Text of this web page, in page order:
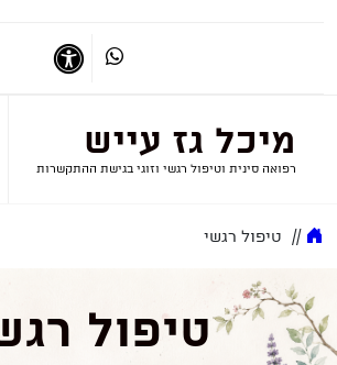
דברו איתי
מיכל גז עייש
רפואה סינית וטיפול רגשי וזוגי בגישת ההתקשרות
// טיפול רגשי
טיפול